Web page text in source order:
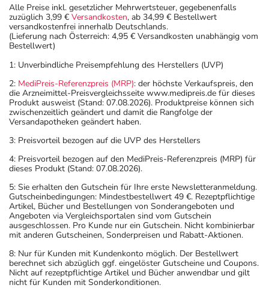
Alle Preise inkl. gesetzlicher Mehrwertsteuer, gegebenenfalls
zuzüglich 3,99 € Versandkosten, ab 34,99 € Bestellwert
versandkostenfrei innerhalb Deutschlands.
(Lieferung nach Österreich: 4,95 € Versandkosten unabhängig vom
Bestellwert)
1: Unverbindliche Preisempfehlung des Herstellers (UVP)
2: MediPreis-Referenzpreis (MRP): der höchste Verkaufspreis, den
die Arzneimittel-Preisvergleichsseite www.medipreis.de für dieses
Produkt ausweist (Stand: 07.08.2026). Produktpreise können sich
zwischenzeitlich geändert und damit die Rangfolge der
Versandapotheken geändert haben.
3: Preisvorteil bezogen auf die UVP des Herstellers
4: Preisvorteil bezogen auf den MediPreis-Referenzpreis (MRP) für
dieses Produkt (Stand: 07.08.2026).
5: Sie erhalten den Gutschein für Ihre erste Newsletteranmeldung.
Gutscheinbedingungen: Mindestbestellwert 49 €. Rezeptpflichtige
Artikel, Bücher und Bestellungen von Sonderangeboten und
Angeboten via Vergleichsportalen sind vom Gutschein
ausgeschlossen. Pro Kunde nur ein Gutschein. Nicht kombinierbar
mit anderen Gutscheinen, Sonderpreisen und Rabatt-Aktionen.
8: Nur für Kunden mit Kundenkonto möglich. Der Bestellwert
berechnet sich abzüglich ggf. eingelöster Gutscheine und Coupons.
Nicht auf rezeptpflichtige Artikel und Bücher anwendbar und gilt
nicht für Kunden mit Sonderkonditionen.